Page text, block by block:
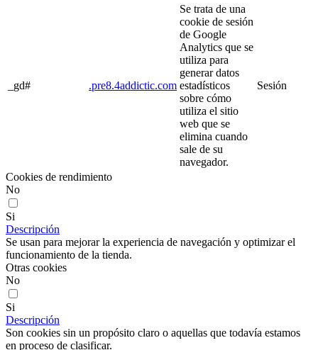
_gd# .pre8.4addictic.com
Se trata de una
cookie de sesión
de Google
Analytics que se
utiliza para
generar datos
estadísticos
sobre cómo
utiliza el sitio
web que se
elimina cuando
sale de su
navegador.
Sesión
Cookies de rendimiento
No
Si
Descripción
Se usan para mejorar la experiencia de navegación y optimizar el
funcionamiento de la tienda.
Otras cookies
No
Si
Descripción
Son cookies sin un propósito claro o aquellas que todavía estamos
en proceso de clasificar.